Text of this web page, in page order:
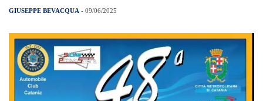
GIUSEPPE BEVACQUA - 09/06/2025